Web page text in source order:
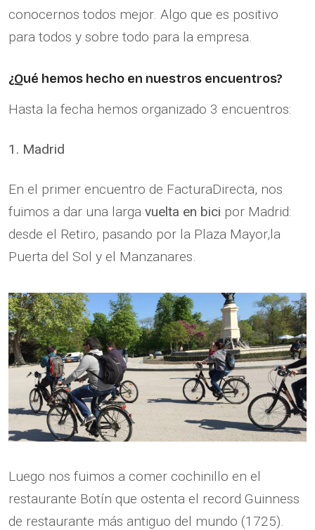
conocernos todos mejor. Algo que es positivo
para todos y sobre todo para la empresa.
¿Qué hemos hecho en nuestros encuentros?
Hasta la fecha hemos organizado 3 encuentros:
1. Madrid
En el primer encuentro de FacturaDirecta, nos
fuimos a dar una larga vuelta en bici por Madrid:
desde el Retiro, pasando por la Plaza Mayor,la
Puerta del Sol y el Manzanares.
Luego nos fuimos a comer cochinillo en el
restaurante Botín que ostenta el record Guinness
de restaurante más antiguo del mundo (1725).